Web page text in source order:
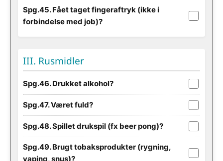
Spg.45. Fået taget fingeraftryk (ikke i
forbindelse med job)?
III. Rusmidler
Spg.46. Drukket alkohol?
Spg.47. Været fuld?
Spg.48. Spillet drukspil (fx beer pong)?
Spg.49. Brugt tobaksprodukter (rygning,
vaping, snus)?